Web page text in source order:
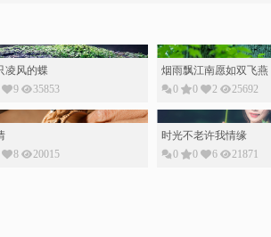
凌风的蝶
9 35853
烟雨飘江南愿如双飞燕
0
0 2 25692
8 20015
时光不老许我情缘
0
0 6 21871